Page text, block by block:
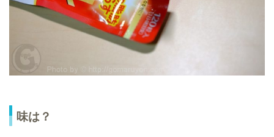
味は？